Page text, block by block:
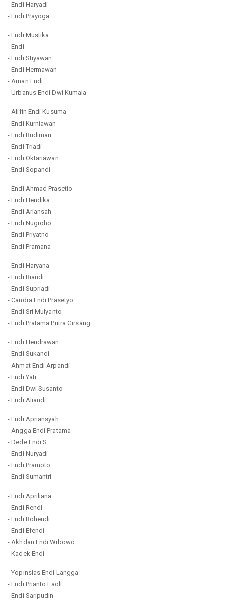
- Endi Haryadi
- Endi Prayoga
- Endi Mustika
- Endi
- Endi Stiyawan
- Endi Hermawan
- Aman Endi
- Urbanus Endi Dwi Kumala
- Alifin Endi Kusuma
- Endi Kurniawan
- Endi Budiman
- Endi Triadi
- Endi Oktariawan
- Endi Sopandi
- Endi Ahmad Prasetio
- Endi Hendika
- Endi Ariansah
- Endi Nugroho
- Endi Priyatno
- Endi Pramana
- Endi Haryana
- Endi Riandi
- Endi Supriadi
- Candra Endi Prasetyo
- Endi Sri Mulyanto
- Endi Pratama Putra Girsang
- Endi Hendrawan
- Endi Sukandi
- Ahmat Endi Arpandi
- Endi Yati
- Endi Dwi Susanto
- Endi Aliandi
- Endi Apriansyah
- Angga Endi Pratama
- Dede Endi S
- Endi Nuryadi
- Endi Pramoto
- Endi Sumantri
- Endi Apriliana
- Endi Rendi
- Endi Rohendi
- Endi Efendi
- Akhdan Endi Wibowo
- Kadek Endi
- Yopinsias Endi Langga
- Endi Prianto Laoli
- Endi Saripudin